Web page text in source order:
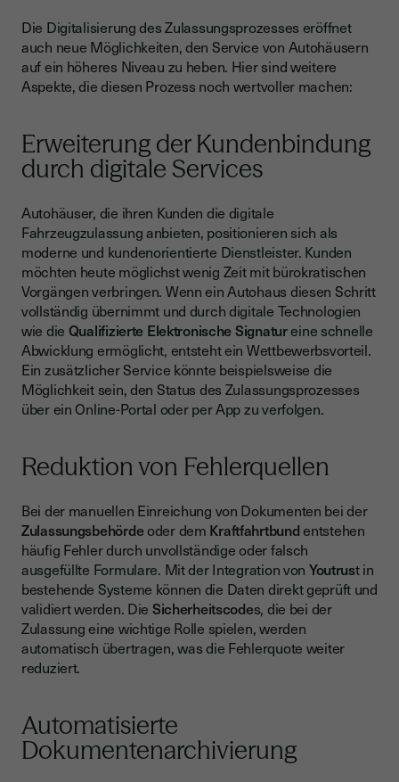
Die Digitalisierung des Zulassungsprozesses eröffnet
auch neue Möglichkeiten, den Service von Autohäusern
auf ein höheres Niveau zu heben. Hier sind weitere
Aspekte, die diesen Prozess noch wertvoller machen:
Erweiterung der Kundenbindung
durch digitale Services
Autohäuser, die ihren Kunden die digitale
Fahrzeugzulassung anbieten, positionieren sich als
moderne und kundenorientierte Dienstleister. Kunden
möchten heute möglichst wenig Zeit mit bürokratischen
Vorgängen verbringen. Wenn ein Autohaus diesen Schritt
vollständig übernimmt und durch digitale Technologien
wie die Qualifizierte Elektronische Signatureine schnelle
Abwicklung ermöglicht, entsteht ein Wettbewerbsvorteil.
Ein zusätzlicher Service könnte beispielsweise die
Möglichkeit sein, den Status des Zulassungsprozesses
über ein Online-Portal oder per App zu verfolgen.
Reduktion von Fehlerquellen
Bei der manuellen Einreichung von Dokumenten bei der
Zulassungsbehördeoder dem Kraftfahrtbundentstehen
häufig Fehler durch unvollständige oder falsch
ausgefüllte Formulare. Mit der Integration von Youtrust in
bestehende Systeme können die Daten direkt geprüft und
validiert werden. Die Sicherheitscodes, die bei der
Zulassung eine wichtige Rolle spielen, werden
automatisch übertragen, was die Fehlerquote weiter
reduziert.
Automatisierte
Dokumentenarchivierung